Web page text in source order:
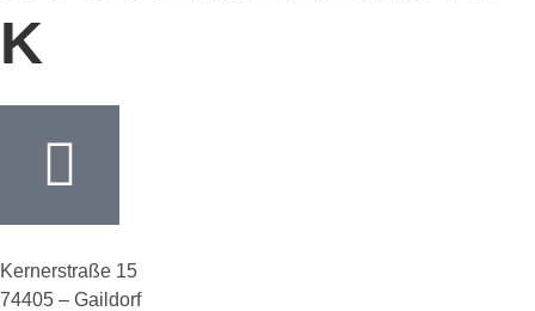
K
Kernerstraße 15
74405 – Gaildorf